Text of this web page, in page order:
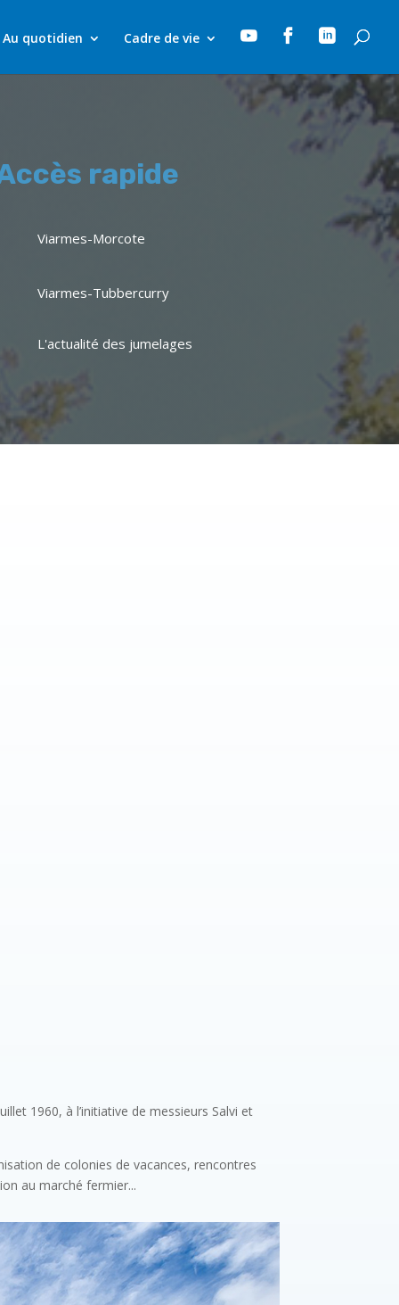
Au quotidien Cadre de vie   
rapide
Viarmes-Morcote
Viarmes-Tubbercurry
L'actualité des jumelages
1960, à l’initiative de messieurs Salvi et
de colonies de vacances, rencontres
au marché fermier...